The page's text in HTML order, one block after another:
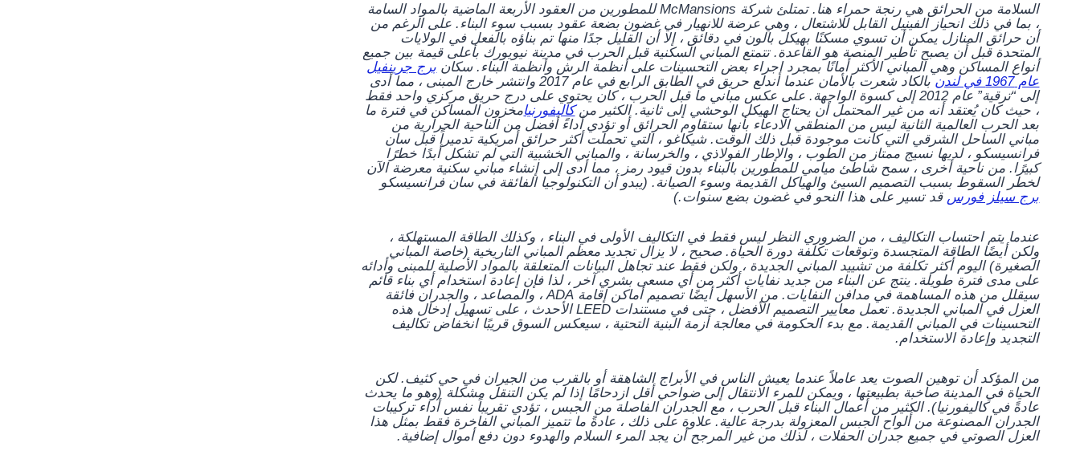
السلامة من الحرائق هي رنجة حمراء هنا. تمتلئ شركة McMansions للمطورين من العقود الأربعة الماضية بالمواد السامة
، بما في ذلك انحياز الفينيل القابل للاشتعال ، وهي عرضة للانهيار في غضون بضعة عقود بسبب سوء البناء. على الرغم من
أن حرائق المنازل يمكن أن تسوي مسكنًا بهيكل بالون في دقائق ، إلا أن القليل جدًا منها تم بناؤه بالفعل في الولايات
المتحدة قبل أن يصبح تأطير المنصة هو القاعدة. تتمتع المباني السكنية قبل الحرب في مدينة نيويورك بأعلى قيمة بين جميع
أنواع المساكن وهي المباني الأكثر أمانًا بمجرد إجراء بعض التحسينات على أنظمة الرش وأنظمة البناء. سكان برج جرينفيل
عام 1967 في لندن
بالكاد شعرت بالأمان عندما اندلع حريق في الطابق الرابع في عام 2017 وانتشر خارج المبنى ، مما أدى
إلى “ترقية” عام 2012 إلى كسوة الواجهة. على عكس مباني ما قبل الحرب ، كان يحتوي على درج حريق مركزي واحد فقط
، حيث كان يُعتقد أنه من غير المحتمل أن يحتاج الهيكل الوحشي إلى ثانية. الكثير منكاليفورنيامخزون المساكن في فترة ما
بعد الحرب العالمية الثانية ليس من المنطقي الادعاء بأنها ستقاوم الحرائق أو تؤدي أداءً أفضل من الناحية الحرارية من
مباني الساحل الشرقي التي كانت موجودة قبل ذلك الوقت. شيكاغو ، التي تحملت أكثر حرائق أمريكية تدميراً قبل سان
فرانسيسكو ، لديها نسيج ممتاز من الطوب ، والإطار الفولاذي ، والخرسانة ، والمباني الخشبية التي لم تشكل أبدًا خطرًا
كبيرًا. من ناحية أخرى ، سمح شاطئ ميامي للمطورين بالبناء بدون قيود رمز ، مما أدى إلى إنشاء مباني سكنية معرضة الآن
لخطر السقوط بسبب التصميم السيئ والهياكل القديمة وسوء الصيانة. (يبدو أن التكنولوجيا الفائقة في سان فرانسيسكو
برج سيلز فورس قد تسير على هذا النحو في غضون بضع سنوات.)
عندما يتم احتساب التكاليف ، من الضروري النظر ليس فقط في التكاليف الأولى في البناء ، وكذلك الطاقة المستهلكة ،
ولكن أيضًا الطاقة المتجسدة وتوقعات تكلفة دورة الحياة. صحيح ، لا يزال تجديد معظم المباني التاريخية (خاصة المباني
الصغيرة) اليوم أكثر تكلفة من تشييد المباني الجديدة ، ولكن فقط عند تجاهل البيانات المتعلقة بالمواد الأصلية للمبنى وأدائه
على مدى فترة طويلة. ينتج عن البناء من جديد نفايات أكثر من أي مسعى بشري آخر ، لذا فإن إعادة استخدام أي بناء قائم
سيقلل من هذه المساهمة في مدافن النفايات. من الأسهل أيضًا تصميم أماكن إقامة ADA ، والمصاعد ، والجدران فائقة
العزل في المباني الجديدة. تعمل معايير التصميم الأفضل ، حتى في مستندات LEED الأحدث ، على تسهيل إدخال هذه
التحسينات في المباني القديمة. مع بدء الحكومة في معالجة أزمة البنية التحتية ، سيعكس السوق قريبًا انخفاض تكاليف
التجديد وإعادة الاستخدام.
من المؤكد أن توهين الصوت يعد عاملاً عندما يعيش الناس في الأبراج الشاهقة أو بالقرب من الجيران في حي كثيف. لكن
الحياة في المدينة صاخبة بطبيعتها ، ويمكن للمرء الانتقال إلى ضواحي أقل ازدحامًا إذا لم يكن التنقل مشكلة (وهو ما يحدث
عادةً في كاليفورنيا). الكثير من أعمال البناء قبل الحرب ، مع الجدران الفاصلة من الجبس ، تؤدي تقريباً نفس أداء تركيبات
الجدران المصنوعة من ألواح الجبس المعزولة بدرجة عالية. علاوة على ذلك ، عادةً ما تتميز المباني الفاخرة فقط بمثل هذا
العزل الصوتي في جميع جدران الحفلات ، لذلك من غير المرجح أن يجد المرء السلام والهدوء دون دفع أموال إضافية.